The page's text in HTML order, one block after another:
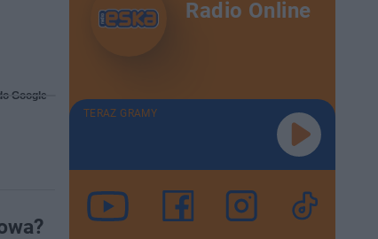
Google
Radio Online
TERAZ GRAMY